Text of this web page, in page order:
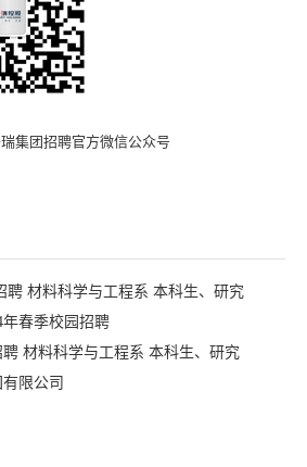
集团招聘官方微信公众号
聘 材料科学与工程系 本科生、研究
年春季校园招聘
聘 材料科学与工程系 本科生、研究
限公司